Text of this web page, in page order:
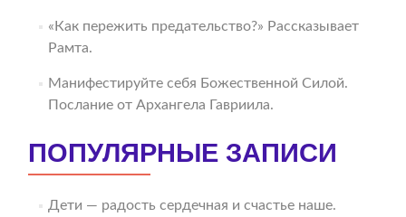
«Как пережить предательство?» Рассказывает
Рамта.
Манифестируйте себя Божественной Силой.
Послание от Архангела Гавриила.
ПОПУЛЯРНЫЕ ЗАПИСИ
Дети — радость сердечная и счастье наше.